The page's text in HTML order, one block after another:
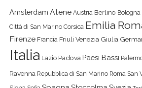
Amsterdam Atene Austria Berlino Bologna
Città di San Marino Corsica Emilia
Firenze Francia Friuli Venezia Giulia
Italia Lazio Padova Paesi Bassi
Ravenna Repubblica di San Marino Roma San